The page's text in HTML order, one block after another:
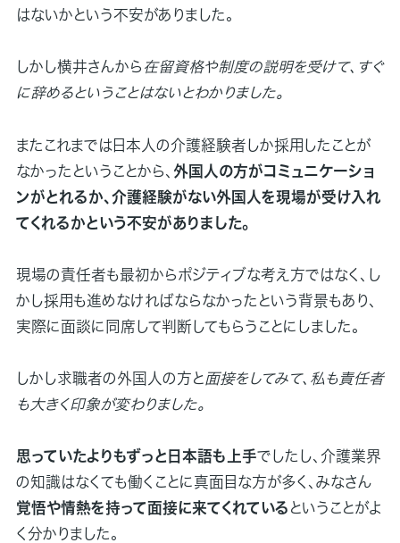
はないかという不安がありました。
しかし横井さんから 在留資格や制度の説明を受けて、すぐ
に辞めるということはないとわかりました。
またこれまでは日本人の介護経験者しか採用したことが
なかったということから、 外国人の方がコミュニケーショ
ンがとれるか、介護経験がない外国人を現場が受け入れ
てくれるかという不安がありました。
現場の責任者も最初からポジティブな考え方ではなく、し
かし採用も進めなければならなかったという背景もあり、
実際に面談に同席して判断してもらうことにしました。
しかし求職者の外国人の方と面接をしてみて、私も責任者
も大きく印象が変わりました。
思っていたよりもずっと日本語も上手でしたし、介護業界
の知識はなくても働くことに真面目な方が多く、みなさん
覚悟や情熱を持って面接に来てくれている ということがよ
く分かりました。